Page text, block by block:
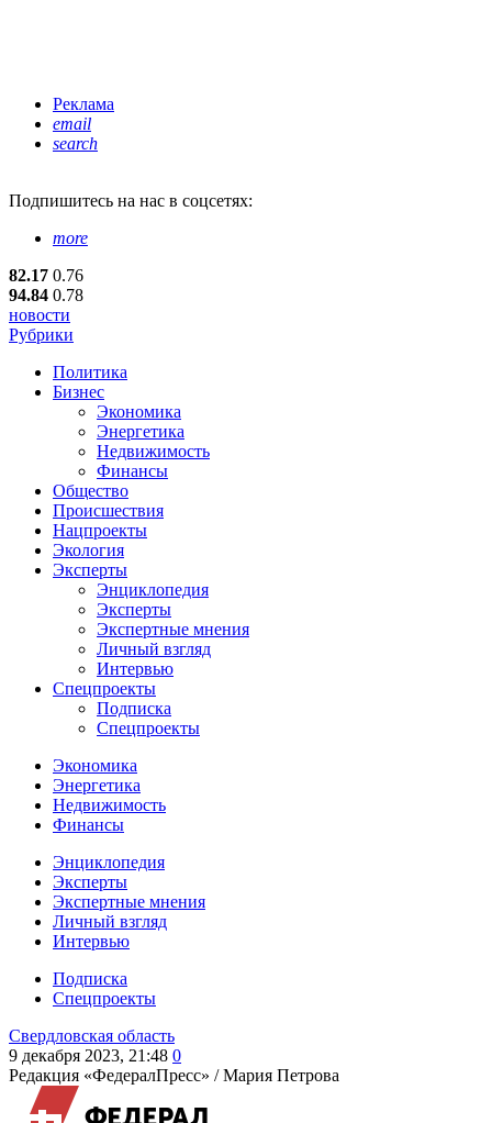
Реклама
email
search
Подпишитесь на нас в соцсетях:
more
82.17 0.76
94.84 0.78
новости
Рубрики
Политика
Бизнес
Экономика
Энергетика
Недвижимость
Финансы
Общество
Происшествия
Нацпроекты
Экология
Эксперты
Энциклопедия
Эксперты
Экспертные мнения
Личный взгляд
Интервью
Спецпроекты
Подписка
Спецпроекты
Экономика
Энергетика
Недвижимость
Финансы
Энциклопедия
Эксперты
Экспертные мнения
Личный взгляд
Интервью
Подписка
Спецпроекты
Свердловская область
9 декабря 2023, 21:48 0
Редакция «ФедералПресс» /Мария Петрова